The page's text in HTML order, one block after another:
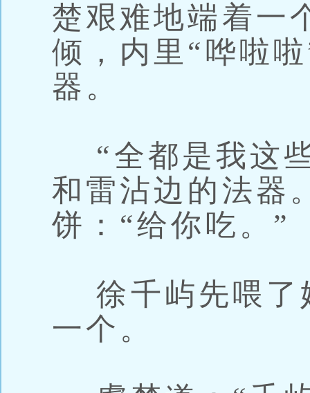
楚艰难地端着一
倾，内里“哗啦
器。
“全都是我这
和雷沾边的法器
饼：“给你吃。”
徐千屿先喂了
一个。